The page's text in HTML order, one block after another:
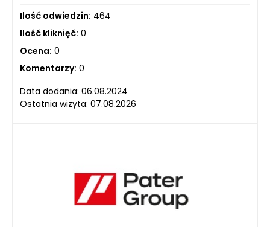
Ilość odwiedzin: 464
Ilość kliknięć: 0
Ocena: 0
Komentarzy: 0
Data dodania: 06.08.2024
Ostatnia wizyta: 07.08.2026